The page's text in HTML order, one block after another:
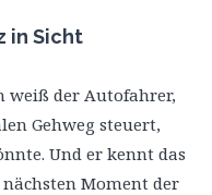
in Sicht
weiß der Autofahrer,
Gehweg steuert,
Und er kennt das
Moment der